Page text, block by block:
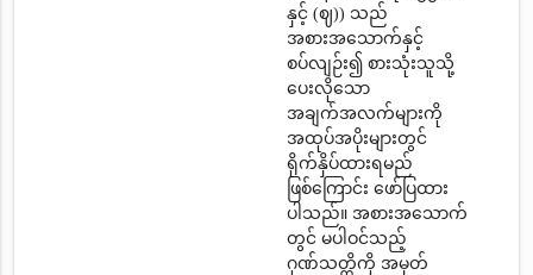
နှင့် (ဈ)) သည်
အစားအသောက်နှင့်
စပ်လျဉ်း၍ စားသုံးသူသို့
ပေးလိုသော
အချက်အလက်များကို
အထုပ်အပိုးများတွင်
ရိုက်နှိပ်ထားရမည်
ဖြစ်ကြောင်း ဖော်ပြထား
ပါသည်။ အစားအသောက်
တွင် မပါဝင်သည့်
ဂုဏ်သတ္တိကို အမှတ်